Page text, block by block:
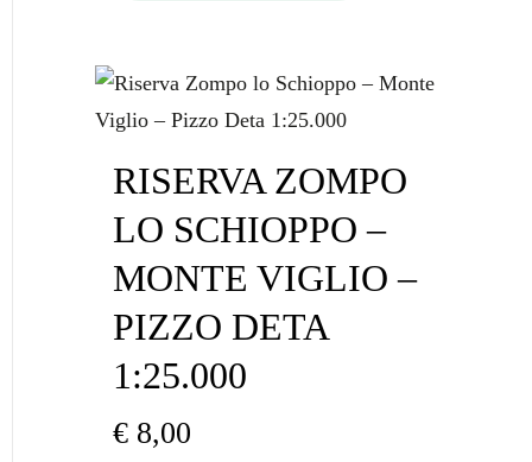
RISERVA ZOMPO
LO SCHIOPPO –
MONTE VIGLIO –
PIZZO DETA
1:25.000
€ 8,00